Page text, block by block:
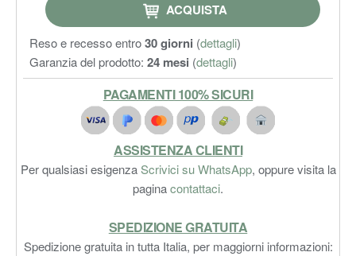
ACQUISTA
Reso e recesso entro30 giorni (dettagli)
Garanzia del prodotto: 24 mesi (dettagli)
PAGAMENTI 100% SICURI
ASSISTENZA CLIENTI
Per qualsiasi esigenzaScrivici su WhatsApp, oppure visita la
paginacontattaci.
SPEDIZIONE GRATUITA
Spedizione gratuita in tutta Italia, per maggiorni informazioni: